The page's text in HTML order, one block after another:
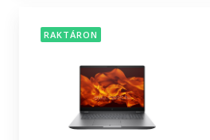
RAKTÁRON